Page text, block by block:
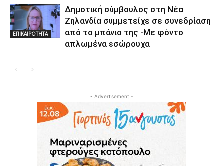
ΕΠΙΚΑΙΡΟΤΗΤΑ
Δημοτική σύμβουλος στη Νέα
Ζηλανδία συμμετείχε σε συνεδρίαση
από το μπάνιο της -Με φόντο
απλωμένα εσώρουχα
- Advertisement -